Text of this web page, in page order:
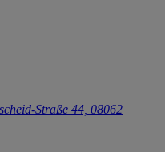
Straße 44, 08062